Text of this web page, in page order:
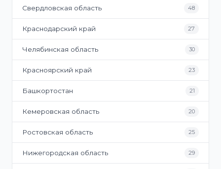
Свердловская область 48
Краснодарский край 27
Челябинская область 30
Красноярский край 23
Башкортостан 21
Кемеровская область 20
Ростовская область 25
Нижегородская область 29